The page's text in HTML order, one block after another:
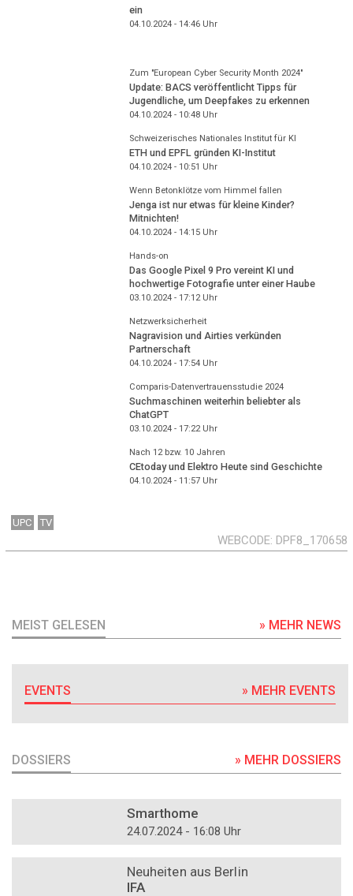
ein
04.10.2024 - 14:46Uhr
Zum "European Cyber Security Month 2024"
Update: BACS veröffentlicht Tipps für
Jugendliche, um Deepfakes zu erkennen
04.10.2024 - 10:48Uhr
Schweizerisches Nationales Institut für KI
ETH und EPFL gründen KI-Institut
04.10.2024 - 10:51 Uhr
Wenn Betonklötze vom Himmel fallen
Jenga ist nur etwas für kleine Kinder?
Mitnichten!
04.10.2024 - 14:15Uhr
Hands-on
Das Google Pixel 9 Pro vereint KI und
hochwertige Fotografie unter einer Haube
03.10.2024 - 17:12Uhr
Netzwerksicherheit
Nagravision und Airties verkünden
Partnerschaft
04.10.2024 - 17:54Uhr
Comparis-Datenvertrauensstudie 2024
Suchmaschinen weiterhin beliebter als
ChatGPT
03.10.2024 - 17:22Uhr
Nach 12 bzw. 10 Jahren
CEtoday und Elektro Heute sind Geschichte
04.10.2024 - 11:57Uhr
UPC TV
WEBCODE DPF8_170658
MEIST GELESEN » MEHR NEWS
EVENTS » MEHR EVENTS
DOSSIERS » MEHR DOSSIERS
Smarthome
24.07.2024 - 16:08 Uhr
Neuheiten aus Berlin
IFA